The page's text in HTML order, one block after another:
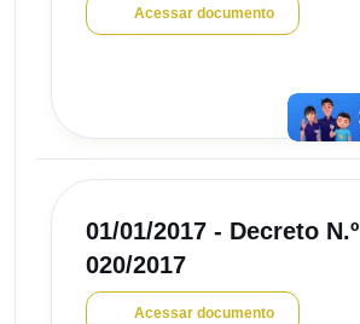
Acessar documento
01/01/2017 - Decreto N.º
020/2017
Acessar documento